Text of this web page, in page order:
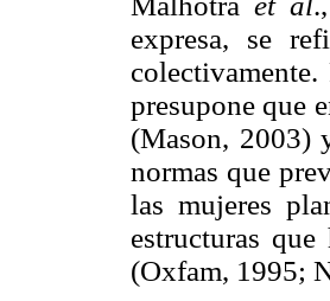
expresa, se
presupone que
(Mason, 2003)
normas que
las mujeres
estructuras
(Oxfam, 1995;